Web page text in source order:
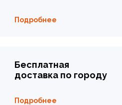
Подробнее
Бесплатная
доставка по городу
Подробнее